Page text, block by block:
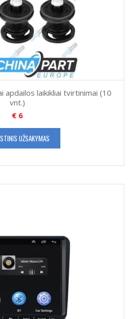
apdailos laikikliai tvirtinimai (10
vnt.)
€ 6
UŽSAKYMAS